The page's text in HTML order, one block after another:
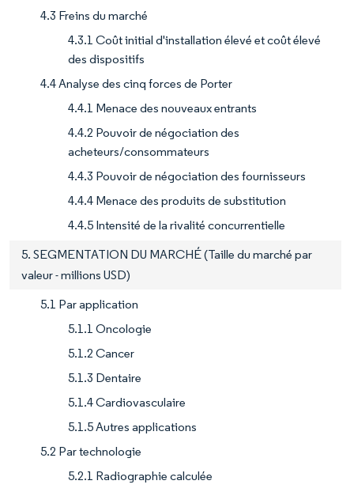
4.3 Freins du marché
4.3.1 Coût initial d'installation élevé et coût élevé
des dispositifs
4.4 Analyse des cinq forces de Porter
4.4.1 Menace des nouveaux entrants
4.4.2 Pouvoir de négociation des
acheteurs/consommateurs
4.4.3 Pouvoir de négociation des fournisseurs
4.4.4 Menace des produits de substitution
4.4.5 Intensité de la rivalité concurrentielle
5. SEGMENTATION DU MARCHÉ (Taille du marché par
valeur - millions USD)
5.1 Par application
5.1.1 Oncologie
5.1.2 Cancer
5.1.3 Dentaire
5.1.4 Cardiovasculaire
5.1.5 Autres applications
5.2 Par technologie
5.2.1 Radiographie calculée